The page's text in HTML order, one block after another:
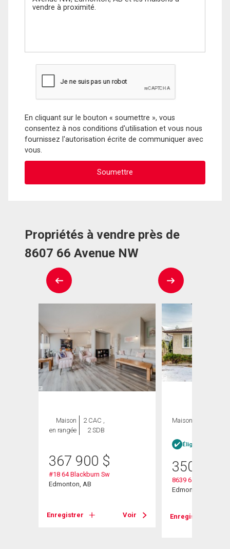
En cliquant sur le bouton « soumettre », vous
consentez à nos conditions d'utilisation et vous nous
fournissez l'autorisation écrite de communiquer avec
vous.
Propriétés à vendre près de
8607 66 Avenue NW
Maison
en rangée
2 CAC ,
2 SDB
367 900 $
#18 64 Blackburn Sw
Edmonton, AB
Enregistrer Voir
Maison
Éligible Louer
350 900
8639 64 Avenue Nw
Edmonton, AB
Enregistrer